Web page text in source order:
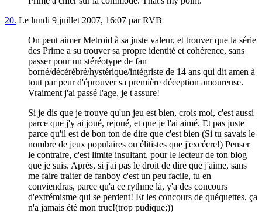
20. Le lundi 9 juillet 2007, 16:07 par RVB
On peut aimer Metroid à sa juste valeur, et trouver que la série
des Prime a su trouver sa propre identité et cohérence, sans
passer pour un stéréotype de fan
borné/décérébré/hystérique/intégriste de 14 ans qui dit amen à
tout par peur d'éprouver sa première déception amoureuse.
Vraiment j'ai passé l'age, je t'assure!
Si je dis que je trouve qu'un jeu est bien, crois moi, c'est aussi
parce que j'y ai joué, rejoué, et que je l'ai aimé. Et pas juste
parce qu'il est de bon ton de dire que c'est bien (Si tu savais le
nombre de jeux populaires ou élitistes que j'excécre!) Penser
le contraire, c'est limite insultant, pour le lecteur de ton blog
que je suis. Aprés, si j'ai pas le droit de dire que j'aime, sans
me faire traiter de fanboy c'est un peu facile, tu en
conviendras, parce qu'a ce rythme là, y'a des concours
d'extrémisme qui se perdent! Et les concours de quéquettes, ça
n'a jamais été mon truc!(trop pudique;))